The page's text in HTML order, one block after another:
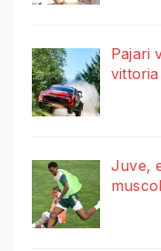
Pajari
Juve,